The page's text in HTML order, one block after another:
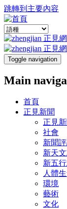
跳轉到主要內容
Toggle navigation
Main
首頁
正見新聞
正見
社會
新聞
新天
新五
人體
環境
藝術
文化